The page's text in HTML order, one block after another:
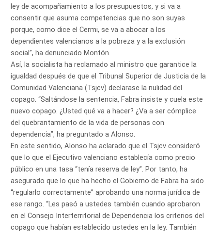
ley de acompañamiento a los presupuestos, y si va a
consentir que asuma competencias que no son suyas
porque, como dice el Cermi, se va a abocar a los
dependientes valencianos a la pobreza y a la exclusión
social”, ha denunciado Montón.
Así, la socialista ha reclamado al ministro que garantice la
igualdad después de que el Tribunal Superior de Justicia de la
Comunidad Valenciana (Tsjcv) declarase la nulidad del
copago. “Saltándose la sentencia, Fabra insiste y cuela este
nuevo copago. ¿Usted qué va a hacer? ¿Va a ser cómplice
del quebrantamiento de la vida de personas con
dependencia”, ha preguntado a Alonso.
En este sentido, Alonso ha aclarado que el Tsjcv consideró
que lo que el Ejecutivo valenciano establecía como precio
público en una tasa “tenía reserva de ley”. Por tanto, ha
asegurado que lo que ha hecho el Gobierno de Fabra ha sido
“regularlo correctamente” aprobando una norma jurídica de
ese rango. “Les pasó a ustedes también cuando aprobaron
en el Consejo Interterritorial de Dependencia los criterios del
copago que habían establecido ustedes en la ley. También